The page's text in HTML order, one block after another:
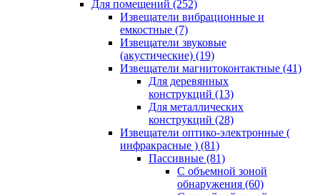
Для помещений (252)
Извещатели вибрационные и
емкостные (7)
Извещатели звуковые
(акустические) (19)
Извещатели магнитоконтактные (41)
Для деревянных
конструкций (13)
Для металлических
конструкций (28)
Извещатели оптико-электронные (
инфракрасные ) (81)
Пассивные (81)
С объемной зоной
обнаружения (60)